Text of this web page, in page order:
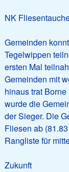
NK
Gemeinden
Tegelwippen
ersten Mal
Gemeinden mit
hinaus trat
wurde die
der Sieger. Die
Fliesen ab
Rangliste für
Zukunft